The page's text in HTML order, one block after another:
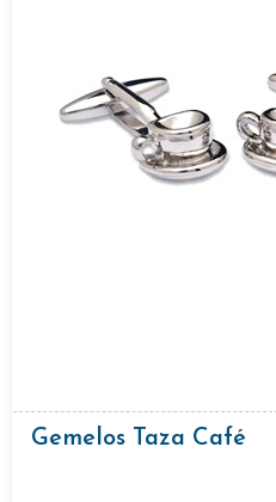
Gemelos Taza Café